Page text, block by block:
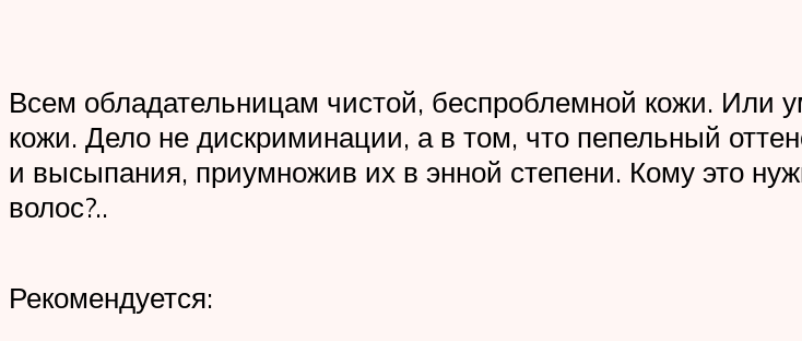
Всем обладательницам чистой, беспроблемной кожи. Или
кожи. Дело не дискриминации, а в том, что пепельный
и высыпания, приумножив их в энной степени. Кому это
волос?..
Рекомендуется: